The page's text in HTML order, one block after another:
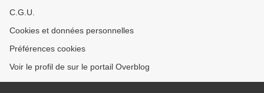
C.G.U.
Cookies et données personnelles
Préférences cookies
Voir le profil de sur le portail Overblog